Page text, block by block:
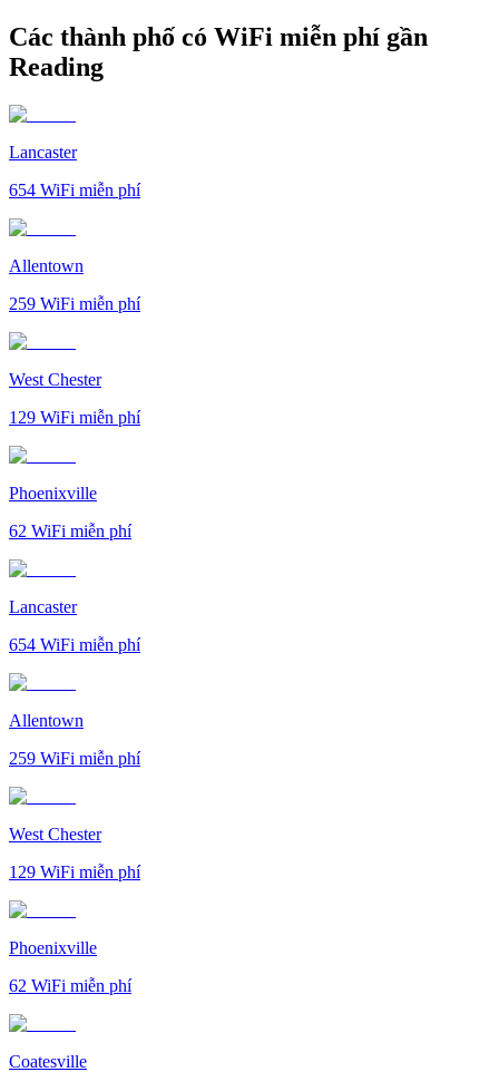
Các thành phố có WiFi miễn phí gần
Reading
Lancaster
654 WiFi miễn phí
Allentown
259 WiFi miễn phí
West Chester
129 WiFi miễn phí
Phoenixville
62 WiFi miễn phí
Lancaster
654 WiFi miễn phí
Allentown
259 WiFi miễn phí
West Chester
129 WiFi miễn phí
Phoenixville
62 WiFi miễn phí
Coatesville